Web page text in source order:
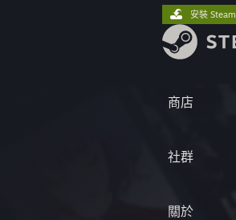
商店
社群
關於
安裝 Steam